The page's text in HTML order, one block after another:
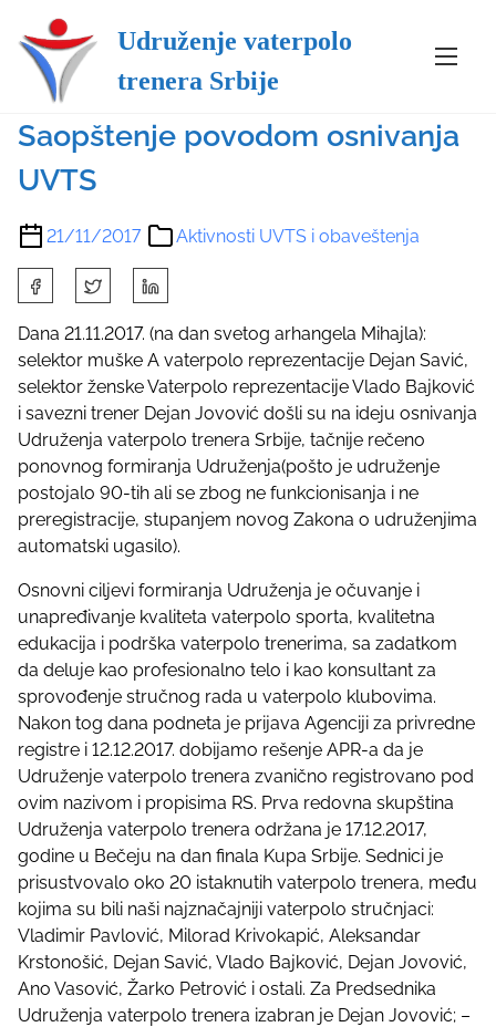
Udruženje vaterpolo
trenera Srbije
Aktivnosti UVTS i obaveštenja
Saopštenje povodom osnivanja
UVTS
21/11/2017 Aktivnosti UVTS i obaveštenja
h
a
r
e
t
h
i
s
p
o
t
o
n
:
Dana 21.11.2017. (na dan svetog arhangela Mihajla):
selektor muške A vaterpolo reprezentacije Dejan Savić,
selektor ženske Vaterpolo reprezentacije Vlado Bajković
i savezni trener Dejan Jovović došli su na ideju osnivanja
Udruženja vaterpolo trenera Srbije, tačnije rečeno
ponovnog formiranja Udruženja(pošto je udruženje
postojalo 90-tih ali se zbog ne funkcionisanja i ne
preregistracije, stupanjem novog Zakona o udruženjima
automatski ugasilo).
Osnovni ciljevi formiranja Udruženja je očuvanje i
unapređivanje kvaliteta vaterpolo sporta, kvalitetna
edukacija i podrška vaterpolo trenerima, sa zadatkom
da deluje kao profesionalno telo i kao konsultant za
sprovođenje stručnog rada u vaterpolo klubovima.
Nakon tog dana podneta je prijava Agenciji za privredne
registre i 12.12.2017. dobijamo rešenje APR-a da je
Udruženje vaterpolo trenera zvanično registrovano pod
ovim nazivom i propisima RS. Prva redovna skupština
Udruženja vaterpolo trenera održana je 17.12.2017,
godine u Bečeju na dan finala Kupa Srbije. Sednici je
prisustvovalo oko 20 istaknutih vaterpolo trenera, među
kojima su bili naši najznačajniji vaterpolo stručnjaci:
Vladimir Pavlović, Milorad Krivokapić, Aleksandar
Krstonošić, Dejan Savić, Vlado Bajković, Dejan Jovović,
Ano Vasović, Žarko Petrović i ostali. Za Predsednika
Udruženja vaterpolo trenera izabran je Dejan Jovović; –